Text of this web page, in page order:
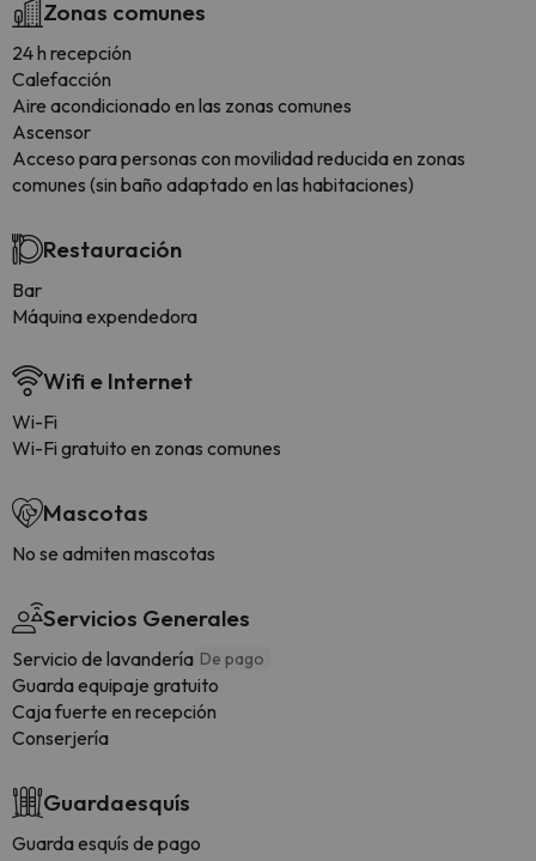
Zonas comunes
24 h recepción
Calefacción
Aire acondicionado en las zonas comunes
Ascensor
Acceso para personas con movilidad reducida en zonas
comunes (sin baño adaptado en las habitaciones)
Restauración
Bar
Máquina expendedora
Wifi e Internet
Wi-Fi
Wi-Fi gratuito en zonas comunes
Mascotas
No se admiten mascotas
Servicios Generales
Servicio de lavandería De pago
Guarda equipaje gratuito
Caja fuerte en recepción
Conserjería
Guardaesquís
Guarda esquís de pago